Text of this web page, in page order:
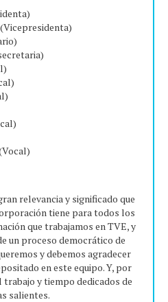
relevancia y significado que
tiene para todos los
que trabajamos en TVE, y
un proceso democrático de
y debemos agradecer
en este equipo. Y, por
y tiempo dedicados de
salientes.